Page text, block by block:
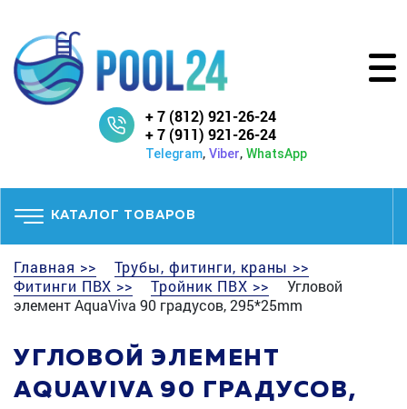
+ 7 (812) 921-26-24
+ 7 (911) 921-26-24
Telegram, Viber, WhatsApp
КАТАЛОГ ТОВАРОВ
Главная >>
Трубы, фитинги, краны >>
Фитинги ПВХ >>
Тройник ПВХ >>
Угловой
элемент AquaViva 90 градусов, 295*25mm
УГЛОВОЙ ЭЛЕМЕНТ
AQUAVIVA 90 ГРАДУСОВ,